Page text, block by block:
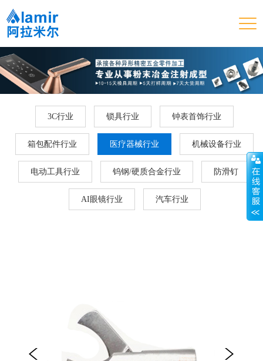
3C行业 锁具行业 钟表首饰行业
箱包配件行业 医疗器械行业 机械设备行业
电动工具行业 钨钢/硬质合金行业 防滑钉
AI眼镜行业 汽车行业